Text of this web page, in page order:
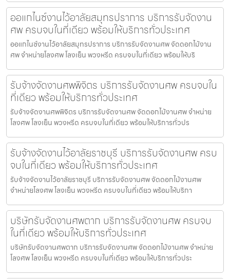
ออแกไนซ์งานไว้อาลัยสมุทรปราการ บริการรับจัดงาน
ศพ ครบจบในที่เดียว พร้อมให้บริการทั่วประเทศ
ออแกไนซ์งานไว้อาลัยสมุทรปราการ บริการรับจัดงานศพ จัดดอกไม้งาน
ศพ จำหน่ายโลงศพ โลงเย็น พวงหรีด ครบจบในที่เดียว พร้อมให้บริ
รับจ้างจัดงานศพพิจิตร บริการรับจัดงานศพ ครบจบใน
ที่เดียว พร้อมให้บริการทั่วประเทศ
รับจ้างจัดงานศพพิจิตร บริการรับจัดงานศพ จัดดอกไม้งานศพ จำหน่าย
โลงศพ โลงเย็น พวงหรีด ครบจบในที่เดียว พร้อมให้บริการทั่วปร
รับจ้างจัดงานไว้อาลัยราชบุรี บริการรับจัดงานศพ ครบ
จบในที่เดียว พร้อมให้บริการทั่วประเทศ
รับจ้างจัดงานไว้อาลัยราชบุรี บริการรับจัดงานศพ จัดดอกไม้งานศพ
จำหน่ายโลงศพ โลงเย็น พวงหรีด ครบจบในที่เดียว พร้อมให้บริกา
บริษัทรับจัดงานศพตาก บริการรับจัดงานศพ ครบจบ
ในที่เดียว พร้อมให้บริการทั่วประเทศ
บริษัทรับจัดงานศพตาก บริการรับจัดงานศพ จัดดอกไม้งานศพ จำหน่าย
โลงศพ โลงเย็น พวงหรีด ครบจบในที่เดียว พร้อมให้บริการทั่วประ